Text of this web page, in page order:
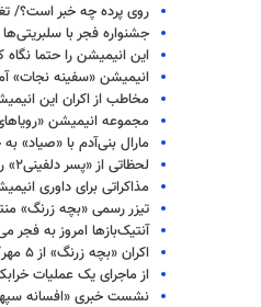
روی پرده چه خبر است؟/
جشنواره فجر با
این انیمیشن را حتما
انیمیشن «سفینه نجات»
مخاطب از اکران این
مجموعه انیمیشن‌
مارال بنی‌آدم با «صیاد»
لحظاتی از «پسر دلفینی۲» را تماشا کنید
مذاکراتی برای داوری
تیزر رسمی «بچه زرنگ»
آنتیک‌بازها امروز به فجر
اکران «بچه زرنگ» از ۵ مهر/ ببر مازندران به سینماها می‌آید
از ماجرای یک عملیات
نشست خبری «افسانه
روزنامه‌های صبح پنج‌شنبه